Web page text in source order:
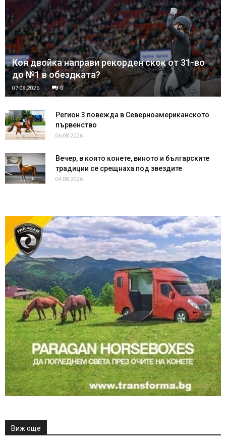
Коя двойка направи рекорден скок от 31-во
до №1 в обездката?
07.08.2026 0
Регион 3 повежда в Северноамериканското
първенство
06.08.2026
Вечер, в която конете, виното и българските
традиции се срещнаха под звездите
04.08.2026
Виж още